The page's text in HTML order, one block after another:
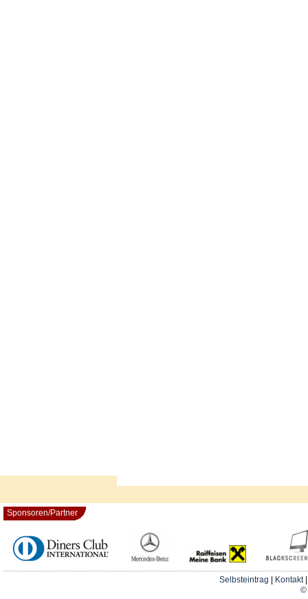
Sponsoren/Partner
Selbsteintrag Kontakt
©